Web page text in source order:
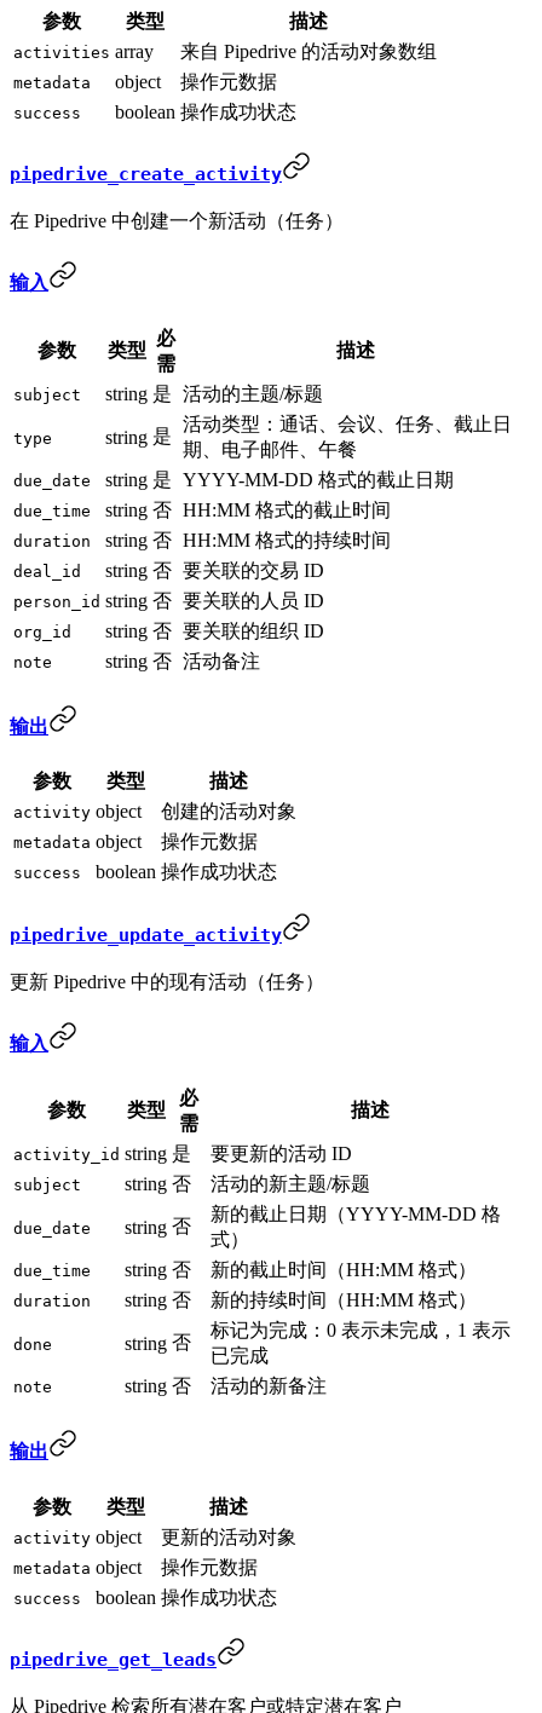
参数 类型 描述
activities array 来自 Pipedrive 的活动对象数组
metadata object 操作元数据
success boolean 操作成功状态
pipedrive_create_activity
在 Pipedrive 中创建一个新活动（任务）
输入
参数 类型
必
需
描述
subject string 是 活动的主题/标题
type string 是
活动类型：通话、会议、任务、截止日
期、电子邮件、午餐
due_date string 是 YYYY-MM-DD 格式的截止日期
due_time string 否 HH:MM 格式的截止时间
duration string 否 HH:MM 格式的持续时间
deal_id string 否 要关联的交易 ID
person_id string 否 要关联的人员 ID
org_id string 否 要关联的组织 ID
note string 否 活动备注
输出
参数 类型 描述
activity object 创建的活动对象
metadata object 操作元数据
success boolean 操作成功状态
pipedrive_update_activity
更新 Pipedrive 中的现有活动（任务）
输入
参数 类型
必
需
描述
activity_id string 是 要更新的活动 ID
subject string 否 活动的新主题/标题
due_date string 否
新的截止日期（YYYY-MM-DD 格
式）
due_time string 否 新的截止时间（HH:MM 格式）
duration string 否 新的持续时间（HH:MM 格式）
done string 否
标记为完成：0 表示未完成，1 表示
已完成
note string 否 活动的新备注
输出
参数 类型 描述
activity object 更新的活动对象
metadata object 操作元数据
success boolean 操作成功状态
pipedrive_get_leads
从 Pipedrive 检索所有潜在客户或特定潜在客户